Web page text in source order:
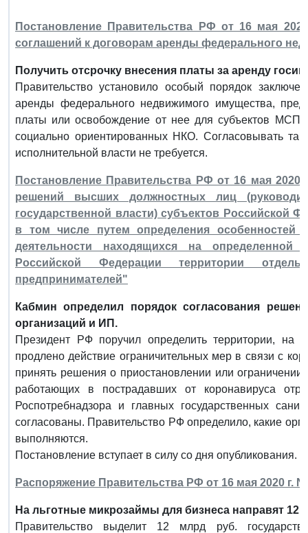
Постановление Правительства РФ от 16 мая
соглашений к договорам аренды федерального
Получить отсрочку внесения платы за аренду
Правительство установило особый порядок
аренды федерального недвижимого имущества,
платы или освобождение от нее для субъектов МСП
социально ориентированных НКО. Согласовывать
исполнительной власти не требуется.
Постановление Правительства РФ от 16 мая 2020
решений высших должностных лиц
государственной власти) субъектов Российской
в том числе путем определения особенностей
деятельности находящихся на определенной
Российской Федерации территории
предпринимателей"
Кабмин определил порядок согласования
организаций и ИП.
Президент РФ поручил определить территории, на
продлено действие ограничительных мер в связи с
принять решения о приостановлении или
работающих в пострадавших от коронавируса
Роспотребнадзора и главных государственных
согласованы. Правительство РФ определило, какие
выполняются.
Постановление вступает в силу со дня опубликования.
Распоряжение Правительства РФ от 16 мая 2020 г. N
На льготные микрозаймы для бизнеса направят 12
Правительство выделит 12 млрд руб.